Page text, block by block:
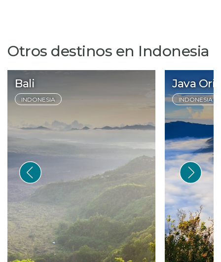
Otros destinos en Indonesia
Bali
INDONESIA
Java
INDONESIA